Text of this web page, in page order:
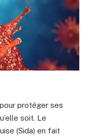
protéger ses
soit. Le
(Sida) en fait